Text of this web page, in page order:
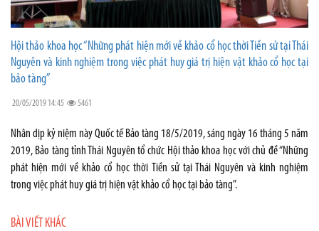
Hội thảo khoa học “Những phát hiện mới về khảo cổ học thời Tiền sử tại Thái
Nguyên và kinh nghiệm trong việc phát huy giá trị hiện vật khảo cổ học tại
bảo tàng”
20/05/2019 14:45 5461
Nhân dịp kỷ niệm này Quốc tế Bảo tàng 18/5/2019, sáng ngày 16 tháng 5 năm
2019, Bảo tàng tỉnh Thái Nguyên tổ chức Hội thảo khoa học với chủ đề “Những
phát hiện mới về khảo cổ học thời Tiền sử tại Thái Nguyên và kinh nghiệm
trong việc phát huy giá trị hiện vật khảo cổ học tại bảo tàng”.
BÀI VIẾT KHÁC